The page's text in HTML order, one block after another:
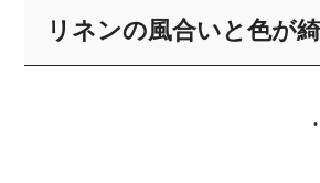
リネンの風合いと色が